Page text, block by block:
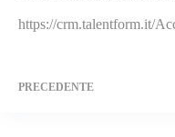
https://crm.talentform.it/
PRECEDENTE